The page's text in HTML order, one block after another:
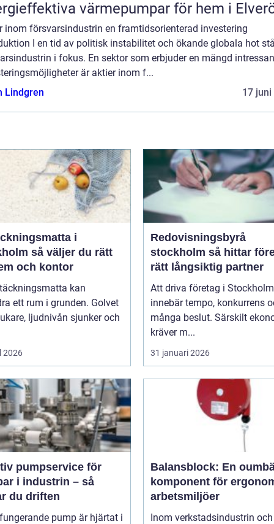
värmepumpar för hem i
inom försvarsindustrin en framtidsorienterad investering
I en tid av politisk instabilitet och ökande globala hot
i fokus. En sektor som erbjuder en mängd
är aktier inom f...
Lindgren
17 juni
i
du rätt
och kontor
kan
ett rum i grunden. Golvet
ljudnivån sjunker och
2026
Redovisningsbyrå
stockholm så hittar företag
rätt långsiktig partner
Att driva företag i Stockholm
innebär tempo, konkurrens
många beslut. Särskilt
kräver m...
31 januari 2026
pumpservice för
i industrin – så
du driften
pump är hjärtat i
Balansblock: En
komponent för
arbetsmiljöer
Inom verkstadsindustrin och